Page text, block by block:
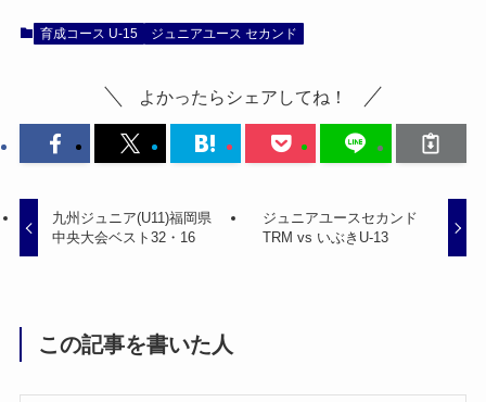
育成コース U-15 ジュニアユース セカンド
よかったらシェアしてね！
九州ジュニア(U11)福岡県
中央大会ベスト32・16
ジュニアユースセカンド
TRM vs いぶきU-13
この記事を書いた人